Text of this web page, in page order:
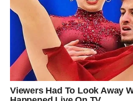
Zvijezde sada potvrđuju da dolazi
voljeti upravo onako kako ste
Duša konačno
Pred vama su trenuci puni topline